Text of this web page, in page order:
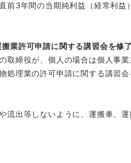
前3年間の当期純利益（経常利
業許可申請に関する講習会を修了
取締役が、個人の場合は個人事
処理業の許可申請に関する講習会
流出等しないように、運搬車、